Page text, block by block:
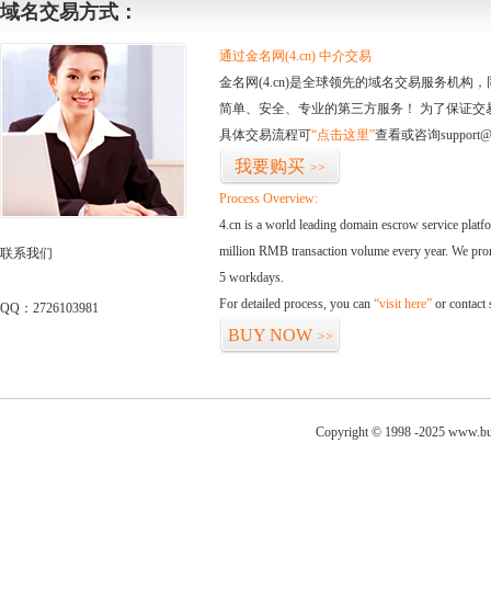
域名交易方式：
联系我们
QQ：2726103981
通过金名网(4.cn) 中介交易
金名网(4.cn)是全球领先的域名交易服务机构
简单、安全、专业的第三方服务！ 为了保证
具体交易流程可“点击这里”查看或咨询
我要购买 >>
Process Overview:
4.cn is a world leading domain escrow service
million RMB transaction volume every year. We
5 workdays.
For detailed process, you can “visit here” or contact
BUY NOW >>
Copyright © 1998 -2025